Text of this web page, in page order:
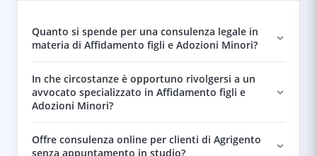
Quanto si spende per una consulenza legale in
materia di Affidamento figli e Adozioni Minori?
In che circostanze è opportuno rivolgersi a un
avvocato specializzato in Affidamento figli e
Adozioni Minori?
Offre consulenza online per clienti di Agrigento
senza appuntamento in studio?